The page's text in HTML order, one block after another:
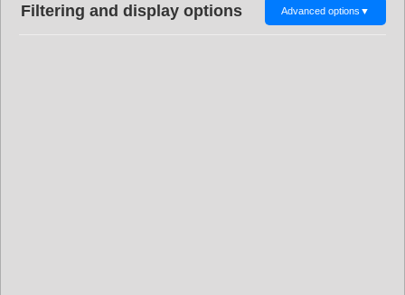
Filtering and display options Advanced options ▼